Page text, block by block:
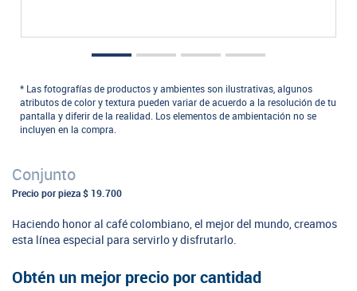
* Las fotografías de productos y ambientes son ilustrativas, algunos
atributos de color y textura pueden variar de acuerdo a la resolución de tu
pantalla y diferir de la realidad. Los elementos de ambientación no se
incluyen en la compra.
Conjunto
Precio por pieza $ 19.700
Haciendo honor al café colombiano, el mejor del mundo, creamos
esta línea especial para servirlo y disfrutarlo.
Obtén un mejor precio por cantidad